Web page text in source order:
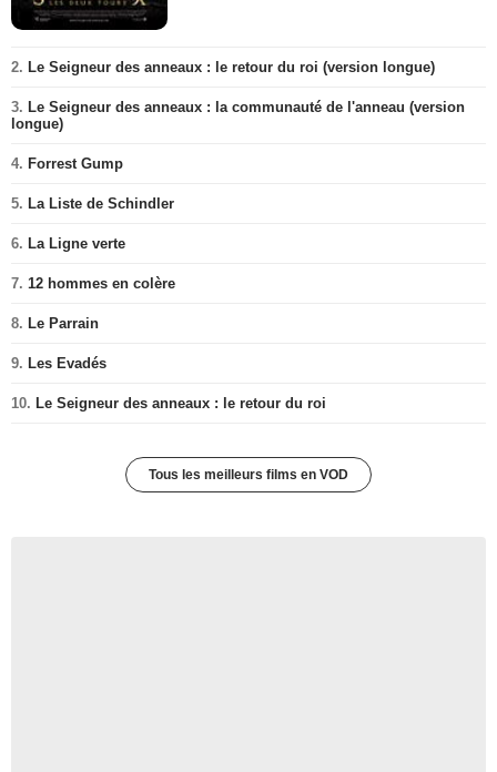
2. Le Seigneur des anneaux : le retour du roi (version longue)
3. Le Seigneur des anneaux : la communauté de l'anneau (version
longue)
4. Forrest Gump
5. La Liste de Schindler
6. La Ligne verte
7. 12 hommes en colère
8. Le Parrain
9. Les Evadés
10. Le Seigneur des anneaux : le retour du roi
Tous les meilleurs films en VOD